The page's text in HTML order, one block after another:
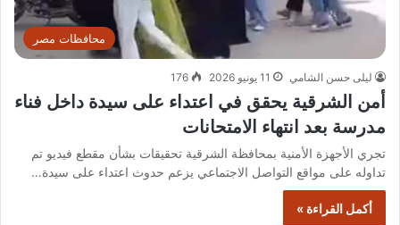
محافظات مصر
ليلى حسن الشامي 11 يونيو 2026 176
أمن الشرقية يحقق في اعتداء على سيدة داخل فناء
مدرسة بعد انتهاء الامتحانات
تجري الأجهزة الأمنية بمحافظة الشرقية تحقيقات بشأن مقطع فيديو تم
تداوله على مواقع التواصل الاجتماعي يزعم حدوث اعتداء على سيدة…
أكمل القراءة »